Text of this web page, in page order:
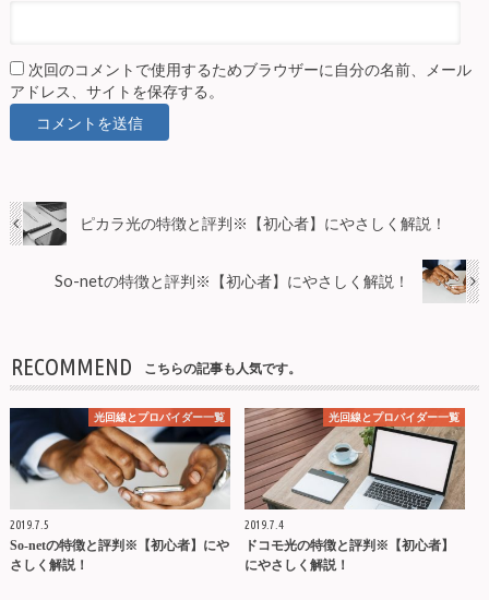
次回のコメントで使用するためブラウザーに自分の名前、メール
アドレス、サイトを保存する。
ピカラ光の特徴と評判※【初心者】にやさしく解説！
So-netの特徴と評判※【初心者】にやさしく解説！
RECOMMEND こちらの記事も人気です。
光回線とプロバイダー一覧
2019.7.5
So-netの特徴と評判※【初心者】にや
さしく解説！
光回線とプロバイダー一覧
2019.7.4
ドコモ光の特徴と評判※【初心者】
にやさしく解説！